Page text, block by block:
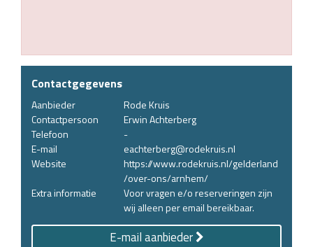
Contactgegevens
Aanbieder
Rode Kruis
Contactpersoon
Erwin Achterberg
Telefoon
-
E-mail
eachterberg@rodekruis.nl
Website
https://www.rodekruis.nl/gelderland
/over-ons/arnhem/
Extra informatie
Voor vragen e/o reserveringen zijn
wij alleen per email bereikbaar.
E-mail aanbieder